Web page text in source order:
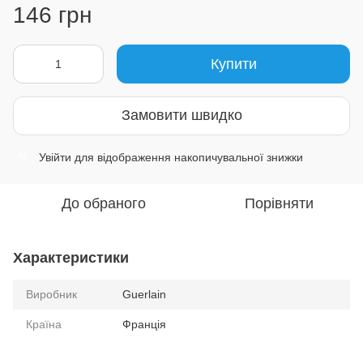
146 грн
Купити
Замовити швидко
Увійти для відображення накопичувальної знижки
До обраного Порівняти
Характеристики
Виробник Guerlain
Країна Франція